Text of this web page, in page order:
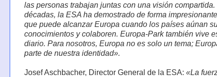
las personas trabajan juntas con una visión compartida.
décadas, la ESA ha demostrado de forma
que puede alcanzar Europa cuando los países aúnan
conocimientos y colaboren. Europa-Park también vive
diario. Para nosotros, Europa no es solo un tema;
parte de nuestra identidad».
Josef Aschbacher, Director General de la ESA: «La